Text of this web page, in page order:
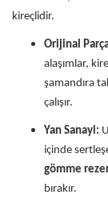
kireçlidir.
Orijinal
alaşımlar,
şamandıra
çalışır.
Yan Sanayi:
içinde
gömme
bırakır.